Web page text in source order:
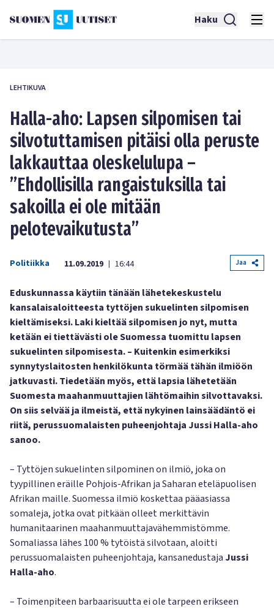
Haku
LEHTIKUVA
Halla-aho: Lapsen silpomisen tai
silvotuttamisen pitäisi olla peruste
lakkauttaa oleskelulupa –
”Ehdollisilla rangaistuksilla tai
sakoilla ei ole mitään
pelotevaikutusta”
Politiikka 11.09.2019 | 16:44 Jaa
Eduskunnassa käytiin tänään lähetekeskustelu
kansalaisaloitteesta tyttöjen sukuelinten silpomisen
kieltämiseksi. Laki kieltää silpomisen jo nyt, mutta
ketään ei tiettävästi ole Suomessa tuomittu lapsen
sukuelinten silpomisesta. – Kuitenkin esimerkiksi
synnytyslaitosten henkilökunta törmää tähän ilmiöön
jatkuvasti. Tiedetään myös, että lapsia lähetetään
Suomesta maahanmuuttajien lähtömaihin silvottavaksi.
On siis selvää ja ilmeistä, että nykyinen lainsäädäntö ei
riitä, perussuomalaisten puheenjohtaja Jussi Halla-aho
sanoo.
– Tyttöjen sukuelinten silpominen on ilmiö, joka on
tyypillinen eräille Pohjois-Afrikan ja Saharan eteläpuolisen
Afrikan maille. Suomessa ilmiö koskettaa pääasiassa
somaleja, jotka ovat pitkään olleet merkittävin
humanitaarinen maahanmuuttajavähemmistömme.
Somaliassa lähes 100 % tytöistä silvotaan, aloitti
perussuomalaisten puheenjohtaja, kansanedustaja Jussi
Halla-aho.
– Toimenpiteen barbaarisuutta ei ole tarpeen erikseen